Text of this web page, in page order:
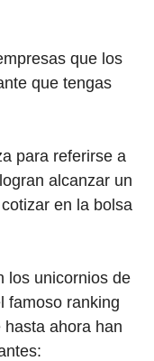
que los
que tengas
para referirse a
alcanzar un
en la bolsa
los unicornios de
famoso ranking
hasta ahora han